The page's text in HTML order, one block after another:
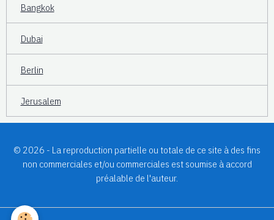
Bangkok
Dubai
Berlin
Jerusalem
© 2026 - La reproduction partielle ou totale de ce site à des fins
non commerciales et/ou commerciales est soumise à accord
préalable de l'auteur.